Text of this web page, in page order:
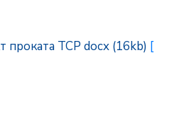
проката ТСР docx (16kb) [